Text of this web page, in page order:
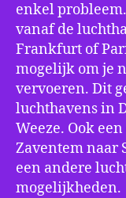
enkel
vanaf de
Frankfurt of
mogelijk om je
vervoeren. Dit
luchthavens in
Weeze. Ook
Zaventem naar
een andere
mogelijkheden.